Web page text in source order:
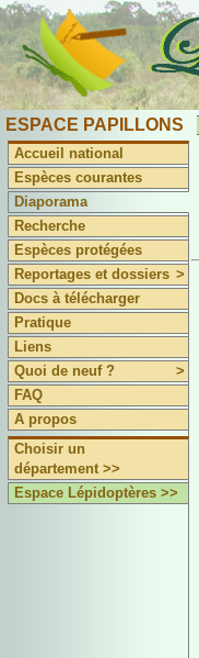
ESPACE PAPILLONS
Accueil national
Espèces courantes
Diaporama
Recherche
Espèces protégées
Reportages et dossiers >
Docs à télécharger
Pratique
Liens
Quoi de neuf ?
>
FAQ
A propos
Choisir un
département >>
Espace Lépidoptères >>